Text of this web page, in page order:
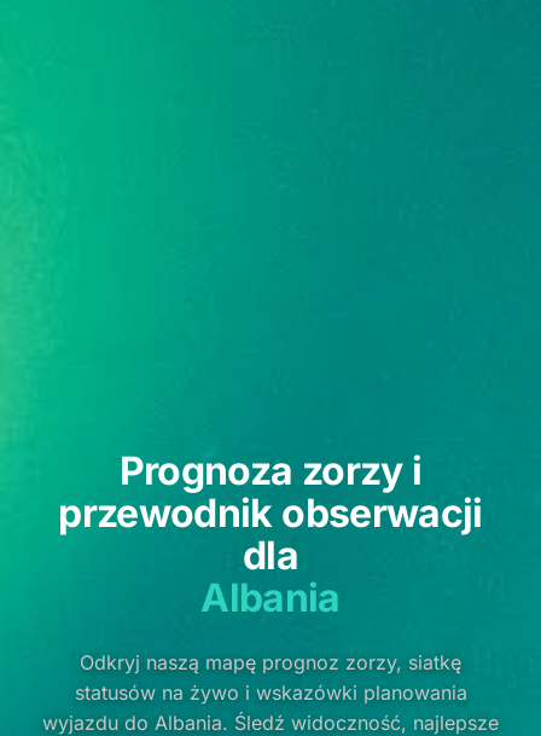
Prognoza zorzy i
przewodnik obserwacji
dla
Albania
Odkryj naszą mapę prognoz zorzy, siatkę
statusów na żywo i wskazówki planowania
wyjazdu do Albania. Śledź widoczność, najlepsze